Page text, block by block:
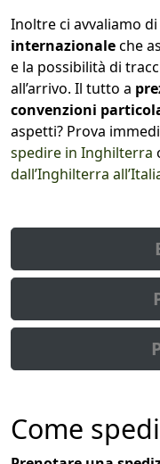
Inoltre ci avvaliamo di
internazionaleche
e la possibilità di
all’arrivo. Il tutto a
convenzioni
aspetti? Prova
spedire in Inghilterra
dall’Inghilterra
Come